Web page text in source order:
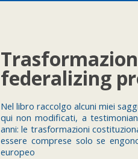
federalizing
Nel libro raccolgo alcuni miei
qui non modificati, a
anni: le trasformazioni
essere comprese solo se
europeo